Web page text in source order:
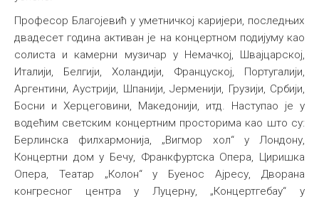
Професор Благојевић у уметничкој каријери, последњих
двадесет година активан је на концертном подијуму као
солиста и камерни музичар у Немачкој, Швајцарској,
Италији, Белгији, Холандији, Француској, Португалији,
Аргентини, Аустрији, Шпанији, Јерменији, Грузији, Србији,
Босни и Херцеговини, Македонији, итд. Наступао је у
водећим светским концертним просторима као што су:
Берлинска филхармонија, „Вигмор хол“ у Лондону,
Концертни дом у Бечу, Франкфуртска Опера, Циришка
Опера, Театар „Колон“ у Буенос Ајресу, Дворана
конгресног центра у Луцерну, „Концертгебау“ у